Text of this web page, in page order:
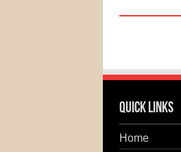
Quick Links
Home